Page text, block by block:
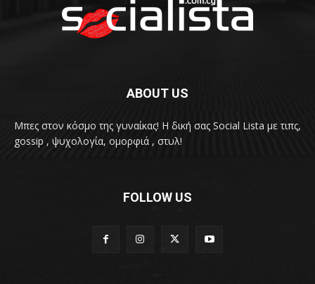
ABOUT US
Μπες στον κόσμο της γυναίκας! H δική σας Social Lista με τιπς,
gossip , ψυχολογία, ομορφιά , στυλ!
FOLLOW US